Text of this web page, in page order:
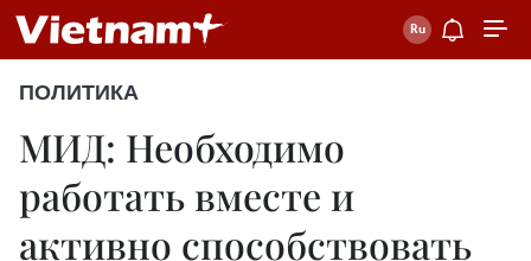
ПОЛИТИКА
МИД: Необходимо
работать вместе и
активно способствовать